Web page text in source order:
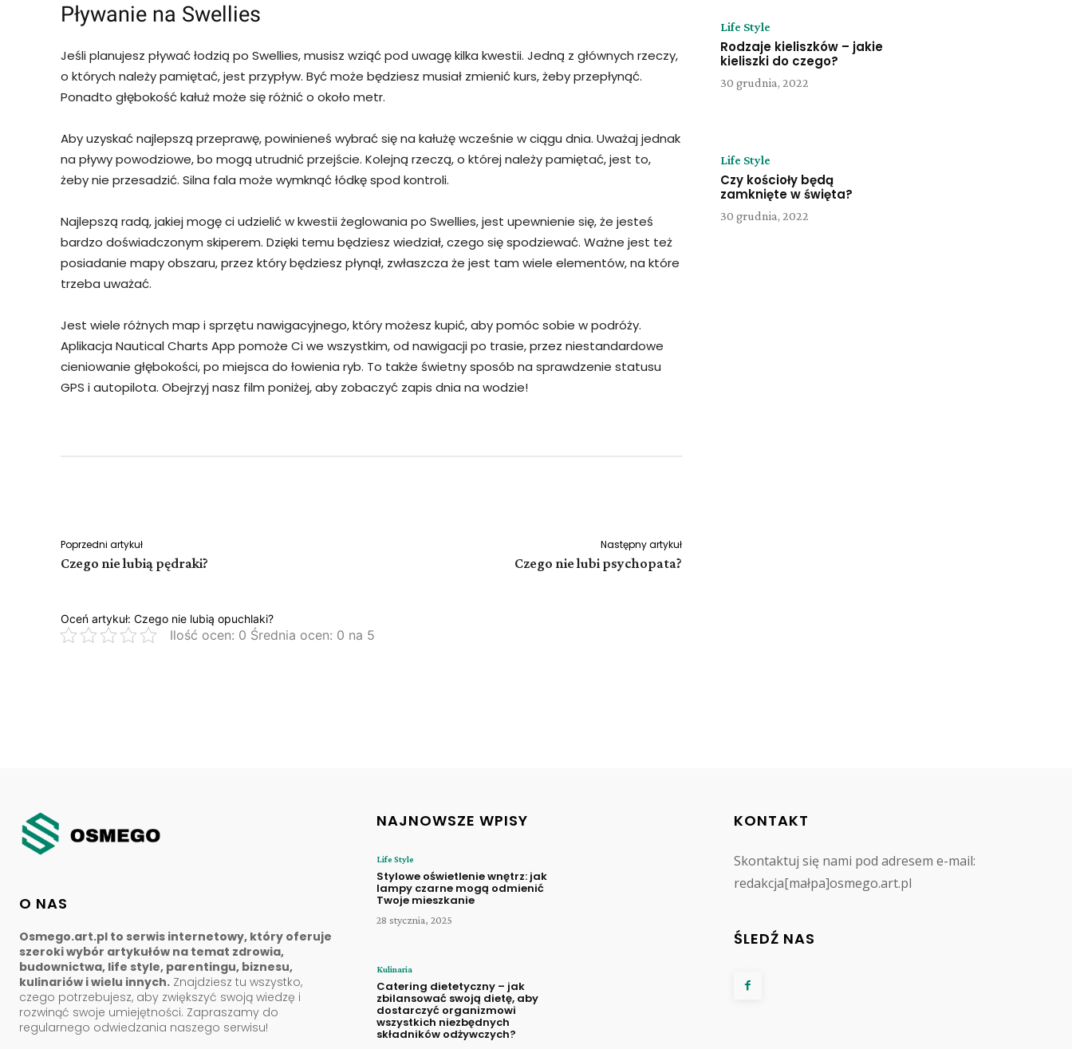
Pływanie na Swellies
Jeśli planujesz pływać łodzią po Swellies, musisz wziąć pod uwagę kilka kwestii. Jedną z głównych rzeczy,
o których należy pamiętać, jest przypływ. Być może będziesz musiał zmienić kurs, żeby przepłynąć.
Ponadto głębokość kałuż może się różnić o około metr.
Aby uzyskać najlepszą przeprawę, powinieneś wybrać się na kałużę wcześnie w ciągu dnia. Uważaj jednak
na pływy powodziowe, bo mogą utrudnić przejście. Kolejną rzeczą, o której należy pamiętać, jest to,
żeby nie przesadzić. Silna fala może wymknąć łódkę spod kontroli.
Najlepszą radą, jakiej mogę ci udzielić w kwestii żeglowania po Swellies, jest upewnienie się, że jesteś
bardzo doświadczonym skiperem. Dzięki temu będziesz wiedział, czego się spodziewać. Ważne jest też
posiadanie mapy obszaru, przez który będziesz płynął, zwłaszcza że jest tam wiele elementów, na które
trzeba uważać.
Jest wiele różnych map i sprzętu nawigacyjnego, który możesz kupić, aby pomóc sobie w podróży.
Aplikacja Nautical Charts App pomoże Ci we wszystkim, od nawigacji po trasie, przez niestandardowe
cieniowanie głębokości, po miejsca do łowienia ryb. To także świetny sposób na sprawdzenie statusu
GPS i autopilota. Obejrzyj nasz film poniżej, aby zobaczyć zapis dnia na wodzie!
Poprzedni artykuł
Czego nie lubią pędraki?
Następny artykuł
Czego nie lubi psychopata?
Oceń artykuł: Czego nie lubią opuchlaki?
Ilość ocen: 0 Średnia ocen: 0 na 5
Life Style
Rodzaje kieliszków – jakie
kieliszki do czego?
30 grudnia, 2022
Life Style
Czy kościoły będą
zamknięte w święta?
30 grudnia, 2022
O NAS
Osmego.art.pl to serwis internetowy, który oferuje
szeroki wybór artykułów na temat zdrowia,
budownictwa, life style, parentingu, biznesu,
kulinariów i wielu innych. Znajdziesz tu wszystko,
czego potrzebujesz, aby zwiększyć swoją wiedzę i
rozwinąć swoje umiejętności. Zapraszamy do
regularnego odwiedzania naszego serwisu!
NAJNOWSZE WPISY
Life Style
Stylowe oświetlenie wnętrz: jak
lampy czarne mogą odmienić
Twoje mieszkanie
28 stycznia, 2025
Kulinaria
Catering dietetyczny – jak
zbilansować swoją dietę, aby
dostarczyć organizmowi
wszystkich niezbędnych
składników odżywczych?
KONTAKT
Skontaktuj się nami pod adresem e-mail:
redakcja[małpa]osmego.art.pl
ŚLEDŹ NAS